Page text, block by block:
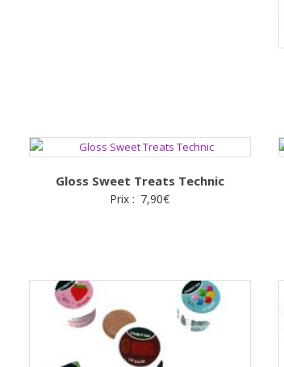
Gloss Sweet Treats Technic
Prix : 7,90€